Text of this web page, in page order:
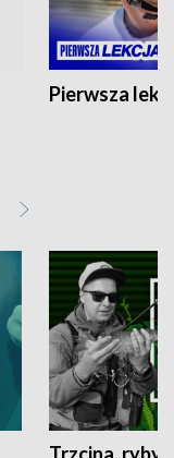
Pierwsza